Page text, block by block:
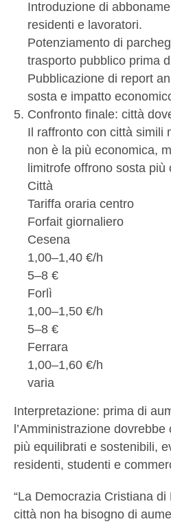
Introduzione di
residenti e lavoratori.
Potenziamento di
trasporto pubblico prima
Pubblicazione di report
sosta e impatto
Confronto finale: città
Il raffronto con città simili
non è la più economica,
limitrofe offrono sosta più
Città
Tariffa oraria centro
Forfait giornaliero
Cesena
1,00–1,40 €/h
5–8 €
Forlì
1,00–1,50 €/h
5–8 €
Ferrara
1,00–1,60 €/h
varia
Interpretazione: prima di
l’Amministrazione
più equilibrati e sostenibili,
residenti, studenti e
“La Democrazia Cristiana
città non ha bisogno di